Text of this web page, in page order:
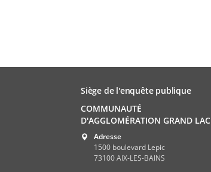
Siège de l'enquête publique
COMMUNAUTÉ
D'AGGLOMÉRATION GRAND LAC
Adresse
1500 boulevard Lepic
73100 AIX-LES-BAINS